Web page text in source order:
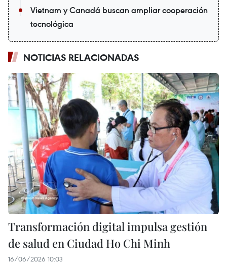
Vietnam y Canadá buscan ampliar cooperación
tecnológica
NOTICIAS RELACIONADAS
Transformación digital impulsa gestión
de salud en Ciudad Ho Chi Minh
16/06/2026 10:03